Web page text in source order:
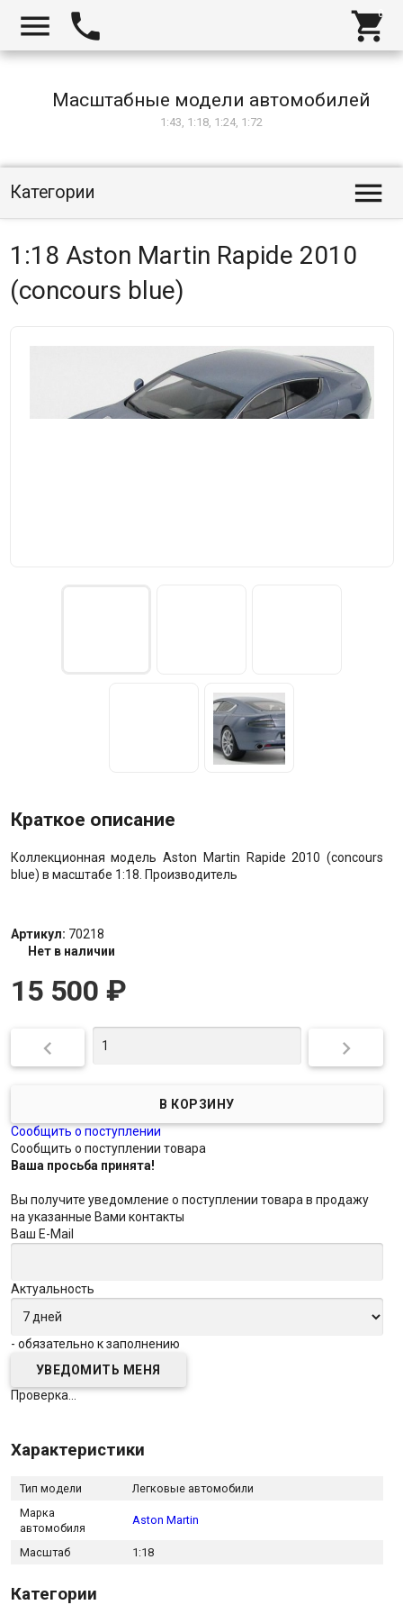
  
Масштабные модели автомобилей
1:43, 1:18, 1:24, 1:72
Категории 
1:18 Aston Martin Rapide 2010
(concours blue)
Краткое описание
Коллекционная модель Aston Martin Rapide 2010 (concours
blue) в масштабе 1:18. Производитель
Артикул: 70218
Нет в наличии
15 500 ₽
 
Сообщить о поступлении
Сообщить о поступлении товара
Ваша просьба принята!
Вы получите уведомление о поступлении товара в продажу
на указанные Вами контакты
Ваш E-Mail
Актуальность
- обязательно к заполнению
Проверка...
Характеристики
Тип модели
Легковые автомобили
Марка
автомобиля
Aston Martin
Масштаб 1:18
Категории